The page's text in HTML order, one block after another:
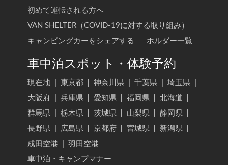
初めて運転される方へ
VAN SHELTER（COVID-19に対する取り組み）
キャンピングカーをシェアする
ホルダー一覧
車中泊スポット・体験予約
現在地 東京都 神奈川県 千葉県 埼玉県
大阪府
兵庫県 愛知県 福岡県 北海道
群馬県
栃木県 茨城県 山梨県 静岡県
長野県
広島県 京都府 宮城県 新潟県
成田空港
羽田空港
車中泊・キャンプマナー